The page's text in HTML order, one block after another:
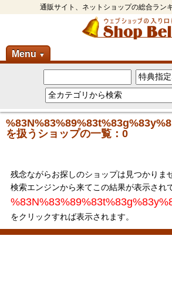
通販サイト、ネットショップの総合ラン
Menu ▼
を扱うショップの一覧：0
残念ながらお探しのショップは見つかりま
検索エンジンから来てこの結果が表示され
をクリックすれば表示されます。